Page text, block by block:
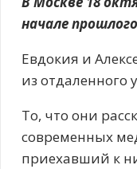
начале
Евдокия и
из отдаленного
То, что они
современных
приехавший к